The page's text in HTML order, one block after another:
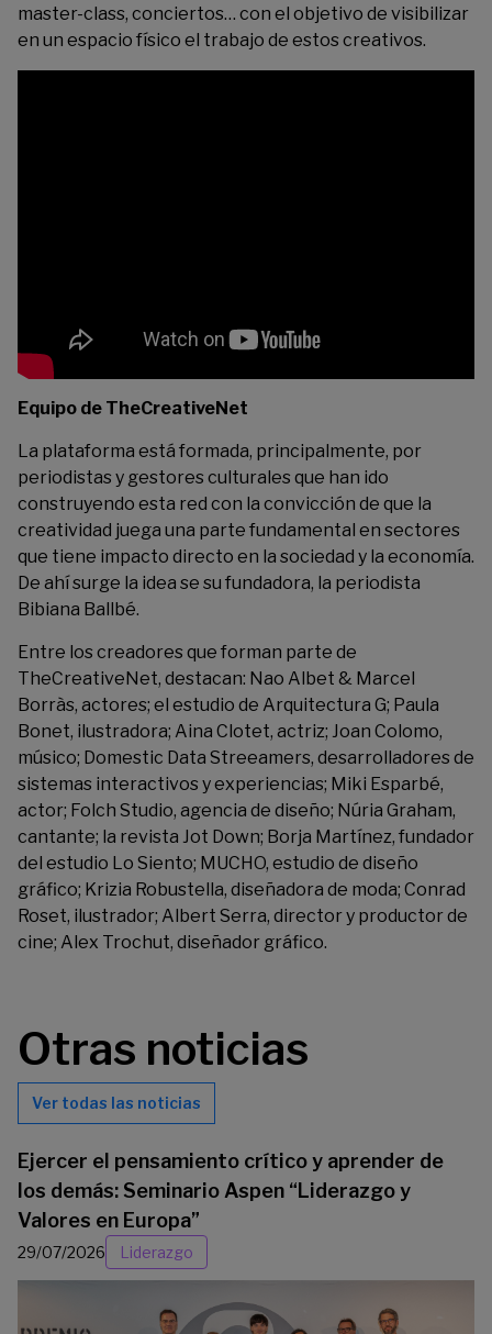
master-class, conciertos… con el objetivo de visibilizar
en un espacio físico el trabajo de estos creativos.
Equipo de TheCreativeNet
La plataforma está formada, principalmente, por
periodistas y gestores culturales que han ido
construyendo esta red con la convicción de que la
creatividad juega una parte fundamental en sectores
que tiene impacto directo en la sociedad y la economía.
De ahí surge la idea se su fundadora, la periodista
Bibiana Ballbé.
Entre los creadores que forman parte de
TheCreativeNet, destacan: Nao Albet & Marcel
Borràs, actores; el estudio de Arquitectura G; Paula
Bonet, ilustradora; Aina Clotet, actriz; Joan Colomo,
músico; Domestic Data Streeamers, desarrolladores de
sistemas interactivos y experiencias; Miki Esparbé,
actor; Folch Studio, agencia de diseño; Núria Graham,
cantante; la revista Jot Down; Borja Martínez, fundador
del estudio Lo Siento; MUCHO, estudio de diseño
gráfico; Krizia Robustella, diseñadora de moda; Conrad
Roset, ilustrador; Albert Serra, director y productor de
cine; Alex Trochut, diseñador gráfico.
Otras noticias
Ver todas las noticias
Ejercer el pensamiento crítico y aprender de
los demás: Seminario Aspen “Liderazgo y
Valores en Europa”
29/07/2026 Liderazgo